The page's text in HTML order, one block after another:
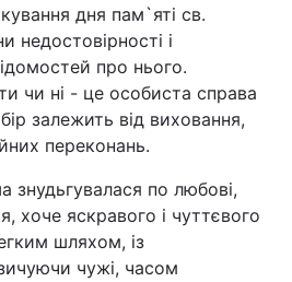
Статті
Думки
Вакансії
дня пам`яті св.
недостовірності і
про нього.
чи ні - це особиста справа
залежить від виховання,
переконань.
по любові,
хоче яскравого і чуттєвого
шляхом, із
чужі, часом